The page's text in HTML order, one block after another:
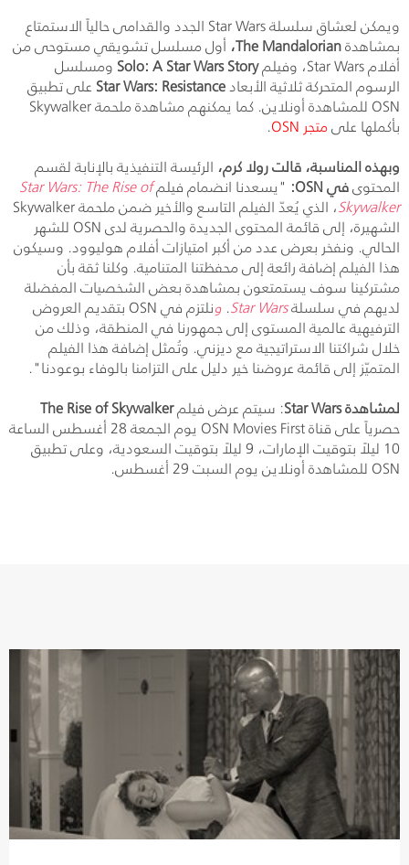
ويمكن لعشاق سلسلةStar Warsالجدد والقدامى حالياً الاستمتاع
بمشاهدةThe Mandalorian،أول مسلسل تشويقي مستوحى من
أفلامStar Wars، وفيلمSolo: A Star Wars Storyومسلسل
الرسوم المتحركة ثلاثية الأبعادStar Wars: Resistanceعلى تطبيق
OSNللمشاهدة أونلاين. كما يمكنهم مشاهدة ملحمةSkywalker
بأكملها علىمتجر OSN
.
وبهذه المناسبة، قالت رولا كرم،الرئيسة التنفيذية بالإنابة لقسم
المحتوىفيOSN
: "يسعدنا انضمام فيلمStar Wars: The Rise of
Skywalker، الذي يُعدّ الفيلم التاسع والأخير ضمن ملحمةSkywalker
الشهيرة، إلى قائمة المحتوى الجديدة والحصرية لدىOSNللشهر
الحالي. ونفخر بعرض عدد من أكبر امتيازات أفلام هوليوود. وسيكون
هذا الفيلم إضافة رائعة إلى محفظتنا المتنامية. وكلنا ثقة بأن
مشتركينا سوف يستمتعون بمشاهدة بعض الشخصيات المفضلة
لديهم في سلسلةStar Wars
.ونلتزم فيOSNبتقديم العروض
الترفيهية عالمية المستوى إلى جمهورنا في المنطقة، وذلك من
خلال شراكتنا الاستراتيجية مع ديزني. وتُمثل إضافة هذا الفيلم
المتميّز إلى قائمة عروضنا خير دليل على التزامنا بالوفاء بوعودنا".
لمشاهدةStar Wars: سيتم عرض فيلمThe Rise of Skywalker
حصرياً على قناةOSN Movies First يوم الجمعة 28 أغسطس الساعة
10 ليلاً بتوقيت الإمارات، 9 ليلاً بتوقيت السعودية، وعلى تطبيق
OSNللمشاهدة أونلاين يوم السبت 29 أغسطس.